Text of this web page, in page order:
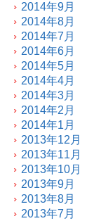
2014年9月
2014年8月
2014年7月
2014年6月
2014年5月
2014年4月
2014年3月
2014年2月
2014年1月
2013年12月
2013年11月
2013年10月
2013年9月
2013年8月
2013年7月